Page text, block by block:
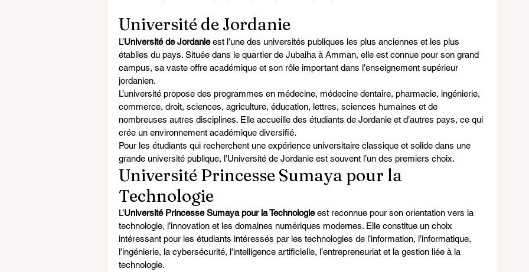
Université de Jordanie
L’Université de Jordanie est l’une des universités publiques les plus anciennes et les plus
établies du pays. Située dans le quartier de Jubaiha à Amman, elle est connue pour son grand
campus, sa vaste offre académique et son rôle important dans l’enseignement supérieur
jordanien.
L’université propose des programmes en médecine, médecine dentaire, pharmacie, ingénierie,
commerce, droit, sciences, agriculture, éducation, lettres, sciences humaines et de
nombreuses autres disciplines. Elle accueille des étudiants de Jordanie et d’autres pays, ce qui
crée un environnement académique diversifié.
Pour les étudiants qui recherchent une expérience universitaire classique et solide dans une
grande université publique, l’Université de Jordanie est souvent l’un des premiers choix.
Université Princesse Sumaya pour la
Technologie
L’Université Princesse Sumaya pour la Technologie est reconnue pour son orientation vers la
technologie, l’innovation et les domaines numériques modernes. Elle constitue un choix
intéressant pour les étudiants intéressés par les technologies de l’information, l’informatique,
l’ingénierie, la cybersécurité, l’intelligence artificielle, l’entrepreneuriat et la gestion liée à la
technologie.